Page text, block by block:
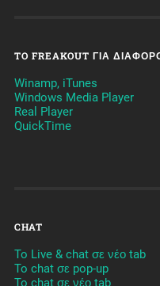
TO FREAKOUT ΓΙΑ
Winamp, iTunes
Windows Media Player
Real Player
QuickTime
CHAT
To Live & chat σε νέο tab
To chat σε pop-up
To chat σε νέο tab